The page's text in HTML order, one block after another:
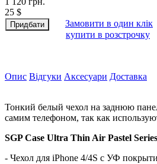
25 $
Замовити в один клік
купити в розстрочку
Опис Відгуки Аксесуари Доставка
Тонкий белый чехол на заднюю
самим телефоном, так как
SGP Case Ultra Thin Air Pastel
- Чехол для iPhone 4/4S с УФ